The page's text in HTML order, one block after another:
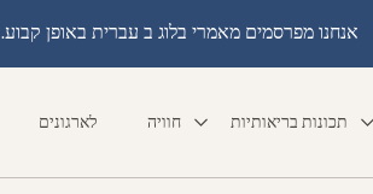
אנחנו מפרסמים מאמרי בלוג ב עברית באופן קבוע.
תכונות בריאותיות חוויה לארגונים